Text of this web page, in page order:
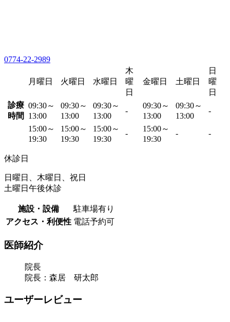
0774-22-2989
月曜日 火曜日 水曜日
木
曜
日
金曜日 土曜日
日
曜
日
診療
時間
09:30～
13:00
09:30～
13:00
09:30～
13:00
-
09:30～
13:00
09:30～
13:00
-
15:00～
19:30
15:00～
19:30
15:00～
19:30
-
15:00～
19:30
- -
休診日
日曜日、木曜日、祝日
土曜日午後休診
施設・設備
駐車場有り
アクセス・利便性 電話予約可
医師紹介
院長
院長：森居 研太郎
ユーザーレビュー